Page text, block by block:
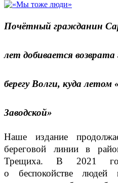
Почётный гражданин
лет добивается возврата
берегу Волги, куда летом
Заводской»
Наше издание
береговой линии в
Трещиха. В 2021
о беспокойстве людей